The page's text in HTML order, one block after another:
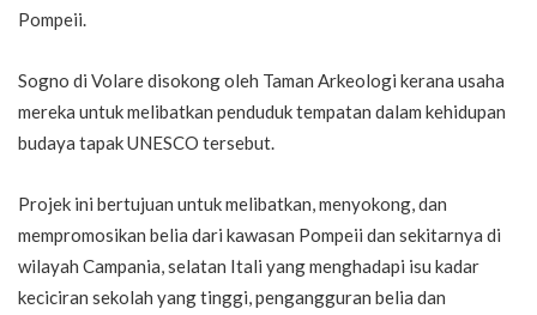
Pompeii.
Sogno di Volare disokong oleh Taman Arkeologi kerana usaha
mereka untuk melibatkan penduduk tempatan dalam kehidupan
budaya tapak UNESCO tersebut.
Projek ini bertujuan untuk melibatkan, menyokong, dan
mempromosikan belia dari kawasan Pompeii dan sekitarnya di
wilayah Campania, selatan Itali yang menghadapi isu kadar
keciciran sekolah yang tinggi, pengangguran belia dan